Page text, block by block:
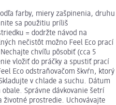
farby, miery zašpinenia, druhu
sa použitiu príliš
= dodržte návod na
nečistôt možno Feel Eco prací
chvíľu pôsobiť (cca 5
vložiť do práčky a spustiť prací
Eco odstraňovačom škvŕn, ktorý
v chlade a suchu. Dátum
Správne dávkovanie šetrí
životné prostredie. Uchovávajte